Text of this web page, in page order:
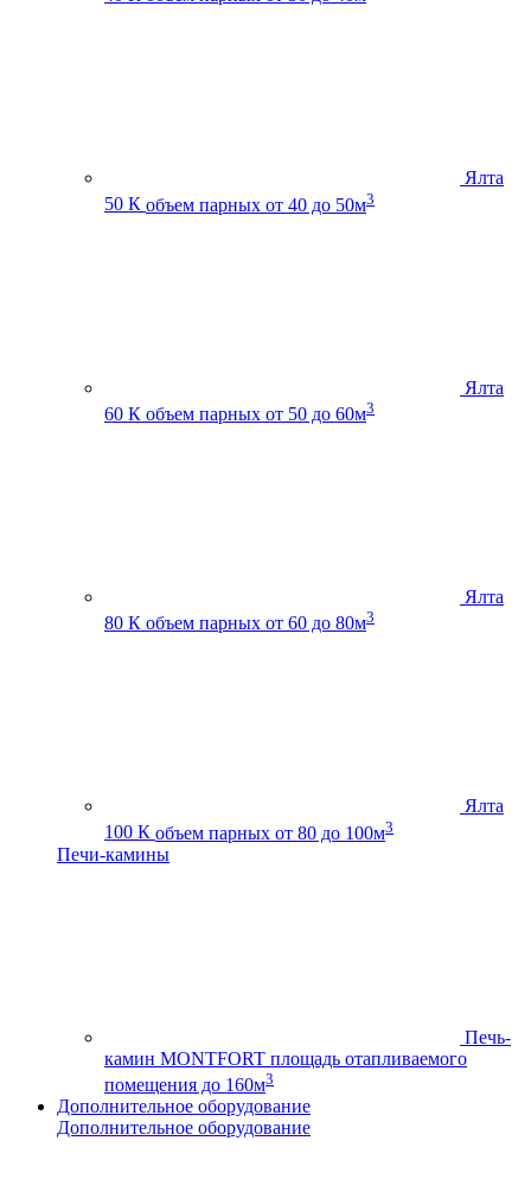
Ялта
50 К объем парных от 40 до 50м3
Ялта
60 К объем парных от 50 до 60м3
Ялта
80 К объем парных от 60 до 80м3
Ялта
100 К объем парных от 80 до 100м3
Печи-камины
Печь-
камин MONTFORT площадь отапливаемого
помещения до 160м3
Дополнительное оборудование
Дополнительное оборудование